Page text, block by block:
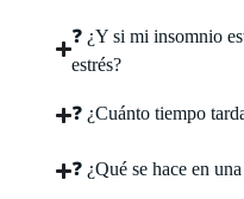
❓ ¿Y si mi insomnio
estrés?
❓ ¿Cuánto tiempo
❓ ¿Qué se hace en